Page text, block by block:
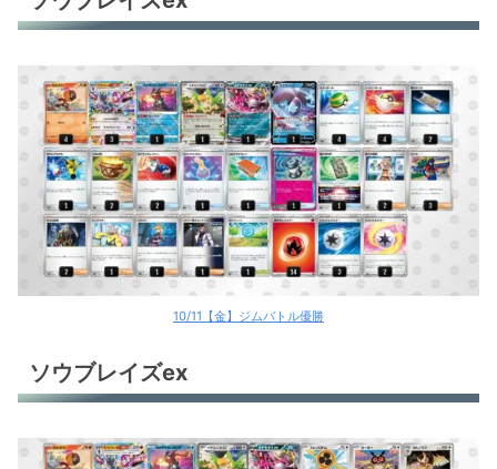
10/11【金】ジムバトル優勝
ソウブレイズex